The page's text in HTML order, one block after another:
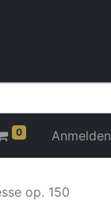
0 Anmelden
op. 150